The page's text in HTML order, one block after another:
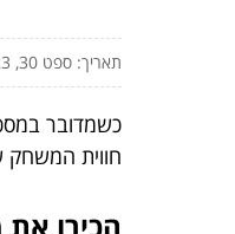
תאריך: ספט 30, 2023
כשמדובר
חווית
הכירו